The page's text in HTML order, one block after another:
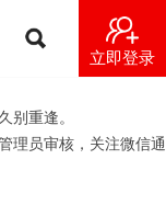
立即登录
别重逢。
理员审核，关注微信通